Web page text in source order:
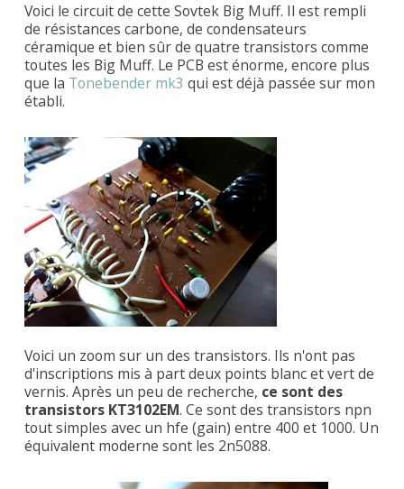
Voici le circuit de cette Sovtek Big Muff. Il est rempli
de résistances carbone, de condensateurs
céramique et bien sûr de quatre transistors comme
toutes les Big Muff. Le PCB est énorme, encore plus
que la Tonebender mk3 qui est déjà passée sur mon
établi.
Voici un zoom sur un des transistors. Ils n'ont pas
d'inscriptions mis à part deux points blanc et vert de
vernis. Après un peu de recherche, ce sont des
transistors KT3102EM. Ce sont des transistors npn
tout simples avec un hfe (gain) entre 400 et 1000. Un
équivalent moderne sont les 2n5088.